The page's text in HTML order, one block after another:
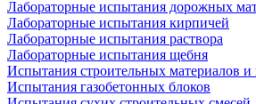
Лабораторные испытания дорожных
Лабораторные испытания кирпичей
Лабораторные испытания раствора
Лабораторные испытания щебня
Испытания строительных материалов и
Испытания газобетонных блоков